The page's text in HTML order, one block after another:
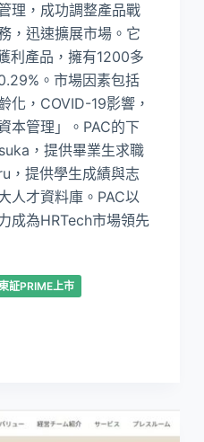
理，成功調整產品戰
，迅速擴展市場。它
利產品，擁有1200多
。市場因素包括
化，COVID-19影響，
本管理」。PAC的下
，提供畢業生求職
，提供學生成績與志
人才資料庫。PAC以
成為HRTech市場領先
証PRIME上市